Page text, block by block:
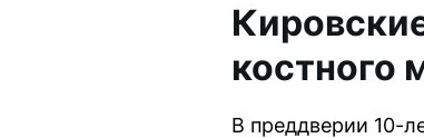
костного
В преддверии 10-